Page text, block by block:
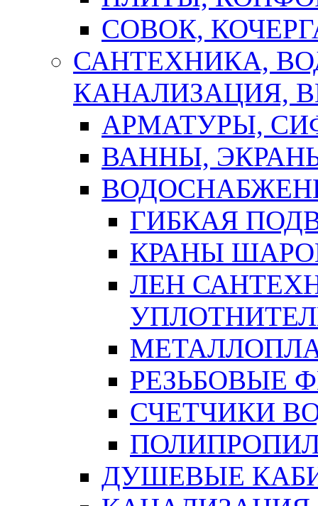
СОВОК,
САНТЕХНИКА,
КАНАЛИЗАЦИЯ,
АРМАТУРЫ,
ВАННЫ,
ГИБКАЯ
КРАНЫ
ЛЕН
РЕЗЬБОВЫЕ
СЧЕТЧИКИ
ДУШЕВЫЕ